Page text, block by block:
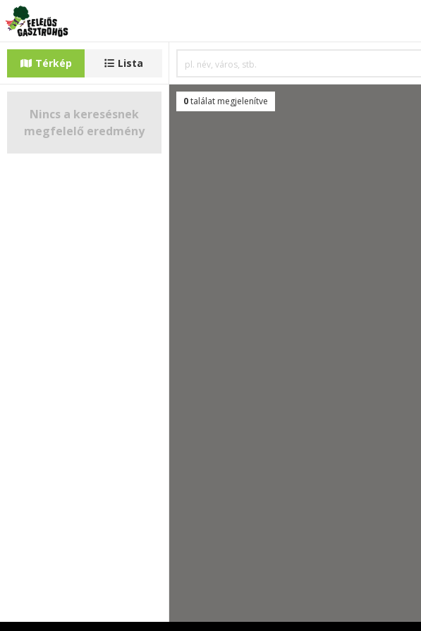
0találat megjelenítve
Térkép Lista
Nincs a keresésnek
megfelelő eredmény